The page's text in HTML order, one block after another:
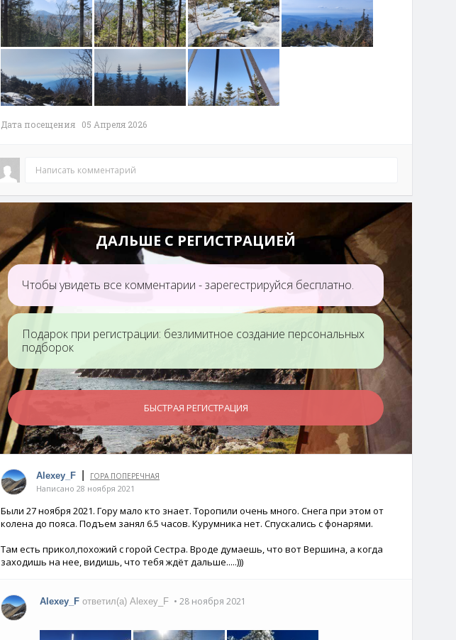
Дата посещения 05 Апреля 2026
Написать комментарий
ДАЛЬШЕ С РЕГИСТРАЦИЕЙ
Чтобы увидеть все комментарии - зарегестрируйся бесплатно.
Подарок при регистрации: безлимитное создание персональных
подборок
БЫСТРАЯ РЕГИСТРАЦИЯ
Alexey_F ГОРА ПОПЕРЕЧНАЯ
Написано 28 ноября 2021
Были 27 ноября 2021. Гору мало кто знает. Торопили очень много. Снега при этом от
колена до пояса. Подъем занял 6.5 часов. Курумника нет. Спускались с фонарями.
Там есть прикол,похожий с горой Сестра. Вроде думаешь, что вот Вершина, а когда
заходишь на нее, видишь, что тебя ждёт дальше.....)))
Alexey_F ответил(а) Alexey_F • 28 ноября 2021